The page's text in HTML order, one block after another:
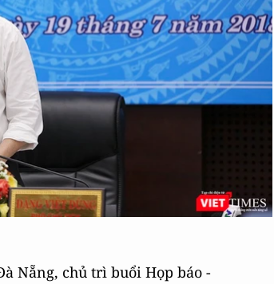
Nẵng, chủ trì buổi Họp báo -